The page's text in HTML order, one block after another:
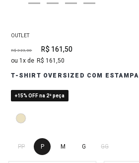
OUTLET
R$ 323,00 R$ 161,50
1 R$ 161,50
T-SHIRT OVERSIZED COM ESTAMPA
+15% OFF na 2ª peça
PP P M G GG